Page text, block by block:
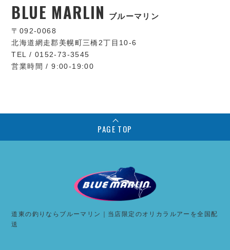
BLUE MARLIN ブルーマリン
〒092-0068
北海道網走郡美幌町三橋2丁目10-6
TEL / 0152-73-3545
営業時間 / 9:00-19:00
PAGE TOP
道東の釣りならブルーマリン｜当店限定のオリカラルアーを全国配
送